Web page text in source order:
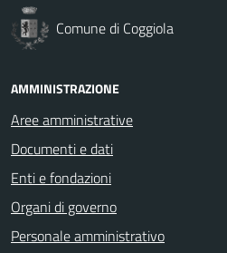
Comune di Coggiola
AMMINISTRAZIONE
Aree amministrative
Documenti e dati
Enti e fondazioni
Organi di governo
Personale amministrativo